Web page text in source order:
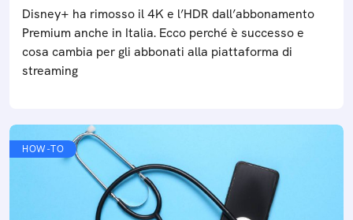
Disney+ ha rimosso il 4K e l’HDR dall’abbonamento
Premium anche in Italia. Ecco perché è successo e
cosa cambia per gli abbonati alla piattaforma di
streaming
HOW-TO